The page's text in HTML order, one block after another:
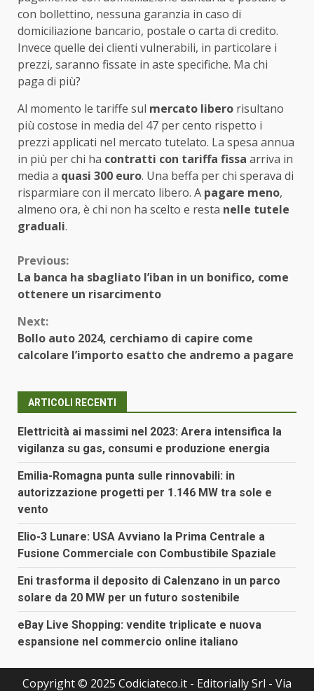
con bollettino, nessuna garanzia in caso di
domiciliazione bancario, postale o carta di credito.
Invece quelle dei clienti vulnerabili, in particolare i
prezzi, saranno fissate in aste specifiche. Ma chi
paga di più?
Al momento le tariffe sul mercato libero risultano
più costose in media del 47 per cento rispetto i
prezzi applicati nel mercato tutelato. La spesa annua
in più per chi ha contratti con tariffa fissa arriva in
media a quasi 300 euro. Una beffa per chi sperava di
risparmiare con il mercato libero. A pagare meno,
almeno ora, è chi non ha scelto e resta nelle tutele
graduali.
Continue
Reading
Previous:
La banca ha sbagliato l’iban in un bonifico, come
ottenere un risarcimento
Next:
Bollo auto 2024, cerchiamo di capire come
calcolare l’importo esatto che andremo a pagare
ARTICOLI RECENTI
Elettricità ai massimi nel 2023: Arera intensifica la
vigilanza su gas, consumi e produzione energia
Emilia-Romagna punta sulle rinnovabili: in
autorizzazione progetti per 1.146 MW tra sole e
vento
Elio-3 Lunare: USA Avviano la Prima Centrale a
Fusione Commerciale con Combustibile Spaziale
Eni trasforma il deposito di Calenzano in un parco
solare da 20 MW per un futuro sostenibile
eBay Live Shopping: vendite triplicate e nuova
espansione nel commercio online italiano
Copyright © 2025 Codiciateco.it - Editorially Srl - Via